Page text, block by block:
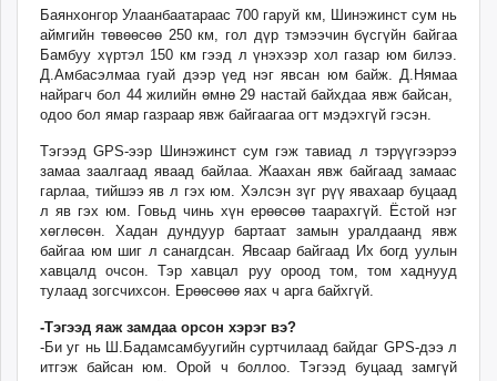
Баянхонгор Улаанбаатараас 700 гаруй км, Шинэжинст сум нь
аймгийн төвөөсөө 250 км, гол дүр тэмээчин бүсгүйн байгаа
Бамбуу хүртэл 150 км гээд л үнэхээр хол газар юм билээ.
Д.Амбасэлмаа гуай дээр үед нэг явсан юм байж. Д.Нямаа
найрагч бол 44 жилийн өмнө 29 настай байхдаа явж байсан,
одоо бол ямар газраар явж байгаагаа огт мэдэхгүй гэсэн.
Тэгээд GPS-ээр Шинэжинст сум гэж тавиад л тэрүүгээрээ
замаа заалгаад яваад байлаа. Жаахан явж байгаад замаас
гарлаа, тийшээ яв л гэх юм. Хэлсэн зүг рүү явахаар буцаад
л яв гэх юм. Говьд чинь хүн ерөөсөө таарахгүй. Ёстой нэг
хөглөсөн. Хадан дундуур бартаат замын уралдаанд явж
байгаа юм шиг л санагдсан. Явсаар байгаад Их богд уулын
хавцалд очсон. Тэр хавцал руу ороод том, том хаднууд
тулаад зогсчихсон. Ерөөсөөө яах ч арга байхгүй.
-Тэгээд яаж замдаа орсон хэрэг вэ?
-Би уг нь Ш.Бадамсамбуугийн суртчилаад байдаг GPS-дээ л
итгэж байсан юм. Орой ч боллоо. Тэгээд буцаад замгүй